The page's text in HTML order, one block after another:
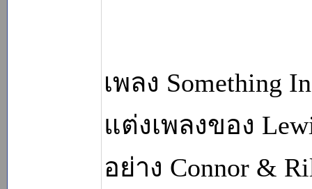
เพลง Something
แต่งเพลงของ
อย่าง Connor &